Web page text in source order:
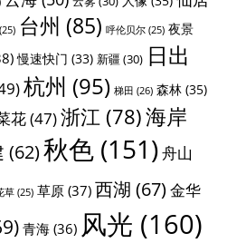
台州 (85) 呼伦贝尔(25) 夜景
慢速快门 (33) 新疆 (30) 日出
杭州 (95) 梯田 (26) 森林(35)
花(47)浙江 (78)海岸
(62)秋色(151)舟山
草(25) 草原(37) 西湖 (67)金华
青海(36) 风光 (160)